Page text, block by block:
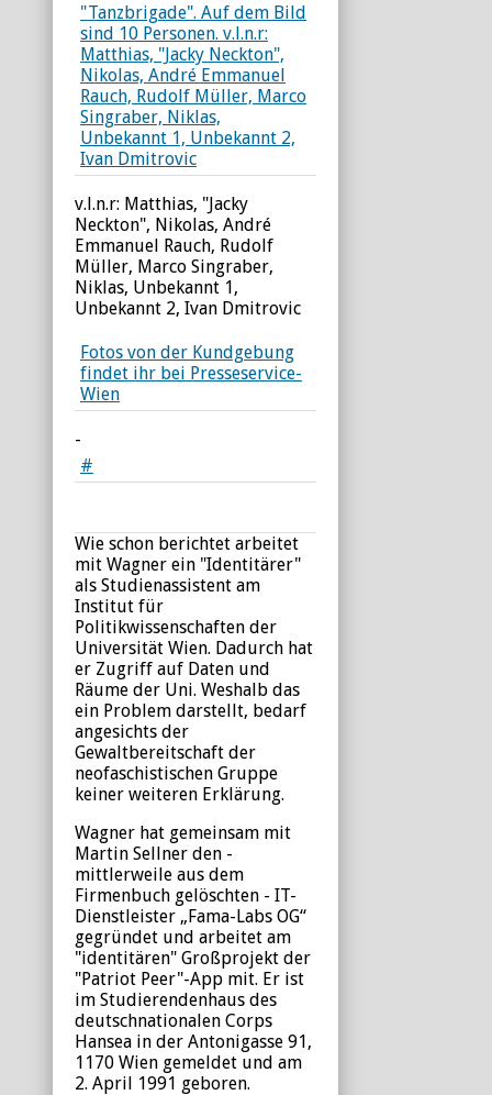
v.l.n.r: Matthias, "Jacky
Neckton", Nikolas, André
Emmanuel Rauch, Rudolf
Müller, Marco Singraber,
Niklas, Unbekannt 1,
Unbekannt 2, Ivan Dmitrovic
Fotos von der Kundgebung
findet ihr bei Presseservice-
Wien
-
#
Wie schon berichtet arbeitet
mit Wagner ein "Identitärer"
als Studienassistent am
Institut für
Politikwissenschaften der
Universität Wien. Dadurch hat
er Zugriff auf Daten und
Räume der Uni. Weshalb das
ein Problem darstellt, bedarf
angesichts der
Gewaltbereitschaft der
neofaschistischen Gruppe
keiner weiteren Erklärung.
Wagner hat gemeinsam mit
Martin Sellner den -
mittlerweile aus dem
Firmenbuch gelöschten - IT-
Dienstleister „Fama-Labs OG“
gegründet und arbeitet am
"identitären" Großprojekt der
"Patriot Peer"-App mit. Er ist
im Studierendenhaus des
deutschnationalen Corps
Hansea in der Antonigasse 91,
1170 Wien gemeldet und am
2. April 1991 geboren.